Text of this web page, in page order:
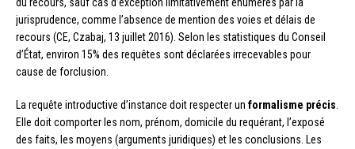
jurisprudence, comme l’absence de mention des voies et délais de
recours (CE, Czabaj, 13 juillet 2016). Selon les statistiques du Conseil
d’État, environ 15% des requêtes sont déclarées irrecevables pour
cause de forclusion.
La requête introductive d’instance doit respecter un formalisme précis
Elle doit comporter les nom, prénom, domicile du requérant, l’exposé
des faits, les moyens (arguments juridiques) et les conclusions. Les